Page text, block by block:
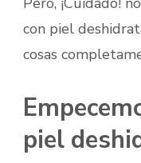
con piel
cosas
piel